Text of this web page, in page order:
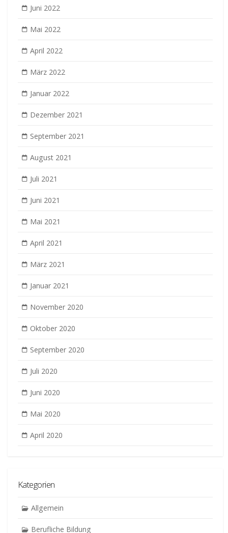
Juni 2022
Mai 2022
April 2022
März 2022
Januar 2022
Dezember 2021
September 2021
August 2021
Juli 2021
Juni 2021
Mai 2021
April 2021
März 2021
Januar 2021
November 2020
Oktober 2020
September 2020
Juli 2020
Juni 2020
Mai 2020
April 2020
Kategorien
Allgemein
Berufliche Bildung